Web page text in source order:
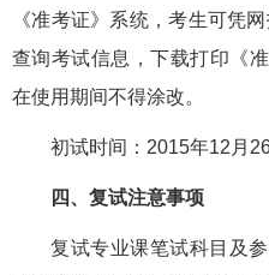
《准考证》系统，考生可凭
查询考试信息，下载打印《
在使用期间不得涂改。
初试时间：2015年12月26
四、复试注意事项
复试专业课笔试科目及